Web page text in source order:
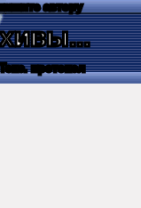
автору
протокол